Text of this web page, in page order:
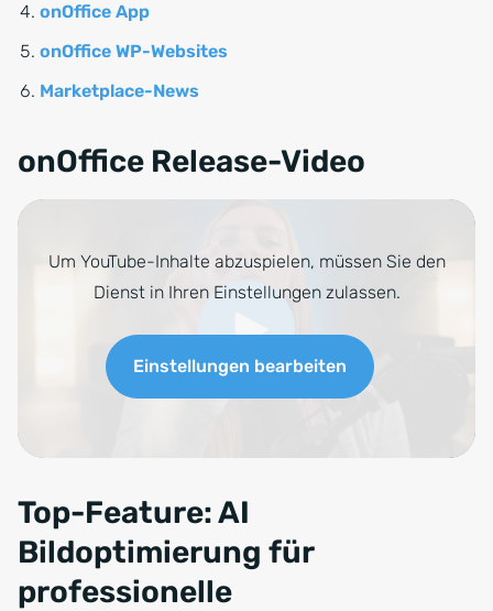
onOffice App
onOffice WP-Websites
Marketplace-News
onOffice Release-Video
Top-Feature: AI
Bildoptimierung für
professionelle